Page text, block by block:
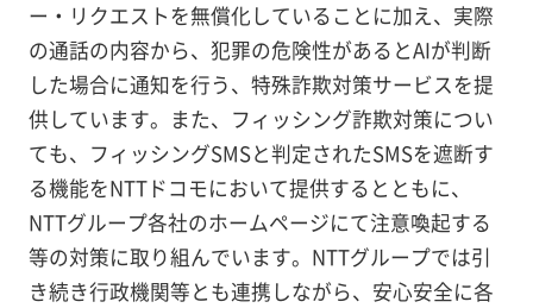
ー・リクエストを無償化していることに加え、実際
の通話の内容から、犯罪の危険性があるとAIが判断
した場合に通知を行う、特殊詐欺対策サービスを提
供しています。また、フィッシング詐欺対策につい
ても、フィッシングSMSと判定されたSMSを遮断す
る機能をNTTドコモにおいて提供するとともに、
NTTグループ各社のホームページにて注意喚起する
等の対策に取り組んでいます。NTTグループでは引
き続き行政機関等とも連携しながら、安心安全に各